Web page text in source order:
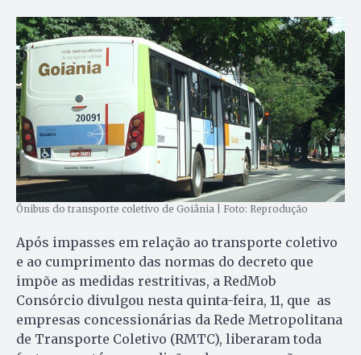
Ônibus do transporte coletivo de Goiânia | Foto: Reprodução
Após impasses em relação ao transporte coletivo
e ao cumprimento das normas do decreto que
impõe as medidas restritivas, a RedMob
Consórcio divulgou nesta quinta-feira, 11, que as
empresas concessionárias da Rede Metropolitana
de Transporte Coletivo (RMTC), liberaram toda